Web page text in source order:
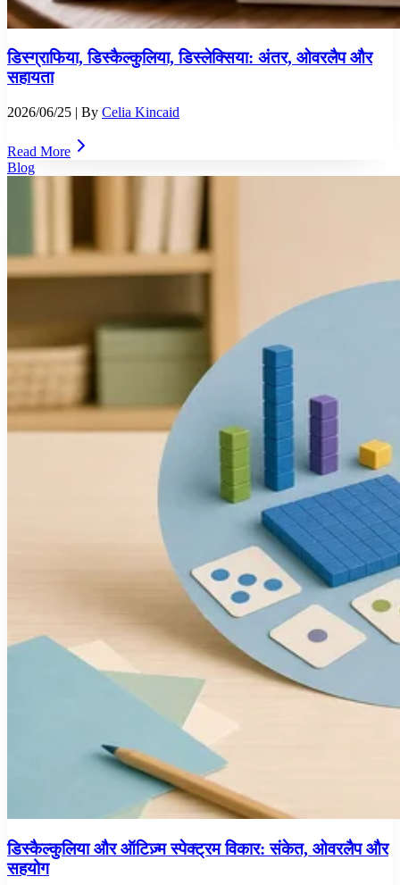
डिस्ग्राफिया, डिस्कैल्कुलिया, डिस्लेक्सिया: अंतर, ओवरलैप और
सहायता
2026/06/25 | By Celia Kincaid
Read More
Blog
डिस्कैल्कुलिया और ऑटिज़्म स्पेक्ट्रम विकार: संकेत, ओवरलैप और
सहयोग